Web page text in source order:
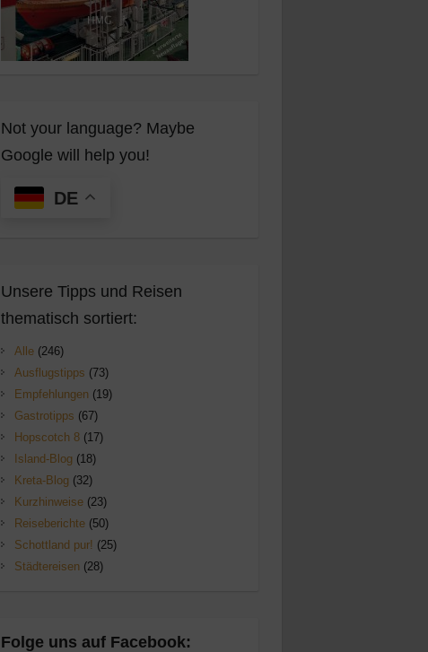
Not your language? Maybe
Google will help you!
DE
Unsere Tipps und Reisen
thematisch sortiert:
Alle(246)
Ausflugstipps (73)
Empfehlungen(19)
Gastrotipps (67)
Hopscotch 8(17)
Island-Blog (18)
Kreta-Blog (32)
Kurzhinweise(23)
Reiseberichte(50)
Schottland pur! (25)
Städtereisen(28)
Folge uns auf Facebook: